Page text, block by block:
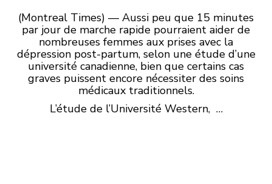
(Montreal Times) — Aussi peu que 15 minutes
par jour de marche rapide pourraient aider de
nombreuses femmes aux prises avec la
dépression post-partum, selon une étude d’une
université canadienne, bien que certains cas
graves puissent encore nécessiter des soins
médicaux traditionnels.
L’étude de l’Université Western, …